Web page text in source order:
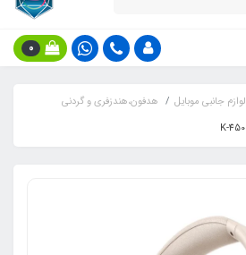
0
لوازم جانبی موبایل
هدفون،هندزفری و گردنی